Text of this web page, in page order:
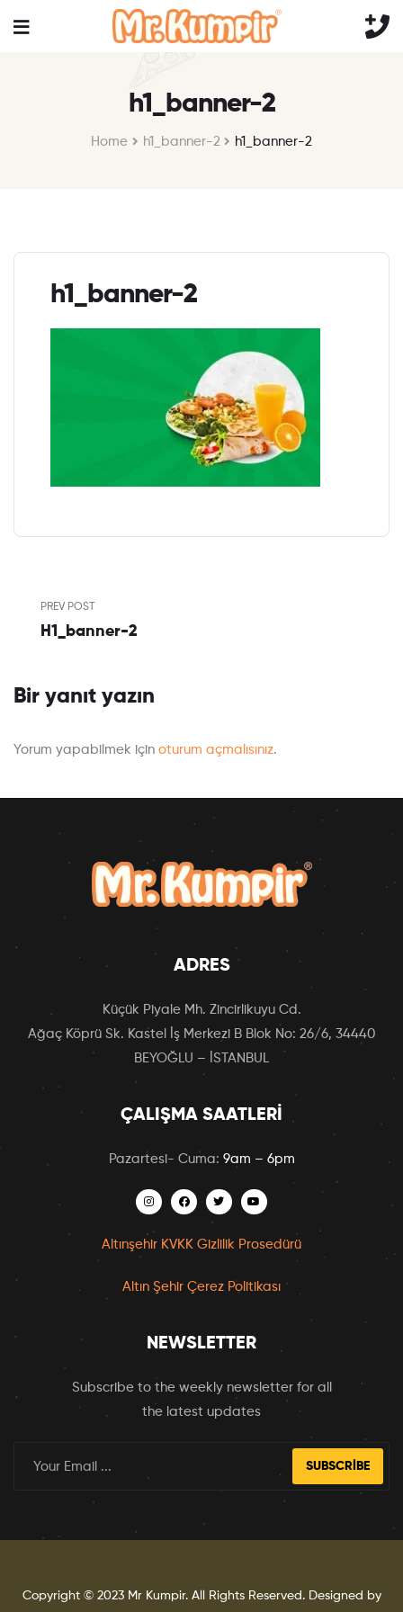
h1_banner-2
Home h1_banner-2 h1_banner-2
h1_banner-2
PREV POST
H1_banner-2
Bir yanıt yazın
Yorum yapabilmek için oturum açmalısınız.
ADRES
Küçük Piyale Mh. Zincirlikuyu Cd.
Ağaç Köprü Sk. Kastel İş Merkezi B Blok No: 26/6, 34440
BEYOĞLU – İSTANBUL
ÇALIŞMA SAATLERI
Pazartesi- Cuma: 9am – 6pm
Altınşehir KVKK Gizlilik Prosedürü
Altın Şehir Çerez Politikası
NEWSLETTER
Subscribe to the weekly newsletter for all
the latest updates
SUBSCRIBE
Copyright © 2023 Mr Kumpir. All Rights Reserved. Designed by